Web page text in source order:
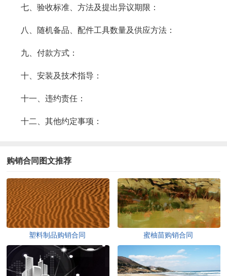
七、验收标准、方法及提出异议期限：
八、随机备品、配件工具数量及供应方法：
九、付款方式：
十、安装及技术指导：
十一、违约责任：
十二、其他约定事项：
购销合同图文推荐
塑料制品购销合同 蜜柚苗购销合同